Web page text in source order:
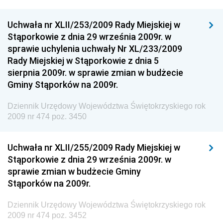
Dziennik Urzędowy Ministra Sportu
Dziennik Urzędowy Ministra Funduszy i Polityki
Regionalnej
Dziennik Urzędowy Ministra Aktywów Państwowych
Dziennik Urzędowy Ministra Zdrowia
Dziennik Urzędowy Ministra Środowiska i Głównego
Inspektora Ochrony Środowiska
Dziennik Urzędowy Ministerstwa Kultury, Dziedzictwa
Narodowego i Sportu
Dziennik Urzędowy Ministra Finansów, Funduszy i
Dziennik Urzędowy Ministra Rozwoju, Pracy i
Uchwała nr XLII/253/2009 Rady Miejskiej w
Stąporkowie z dnia 29 września 2009r. w
sprawie uchylenia uchwały Nr XL/233/2009
Rady Miejskiej w Stąporkowie z dnia 5
sierpnia 2009r. w sprawie zmian w budżecie
Gminy Stąporków na 2009r.
Dziennik Urzędowy Województwa Świętokrzyskiego rok
2009 nr 474 poz. 3450
Uchwała nr XLII/255/2009 Rady Miejskiej w
Stąporkowie z dnia 29 września 2009r. w
sprawie zmian w budżecie Gminy
Stąporków na 2009r.
Dziennik Urzędowy Województwa Świętokrzyskiego rok
2009 nr 474 poz. 3452